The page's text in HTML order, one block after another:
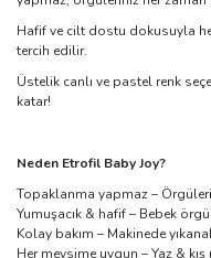
Hafif ve cilt dostu dokusuyla
tercih edilir.
Üstelik canlı ve pastel renk
katar!
Neden Etrofil Baby Joy?
Topaklanma yapmaz –
Yumuşacık & hafif – Bebek
Kolay bakım – Makinede
Her mevsime uygun – Yaz &